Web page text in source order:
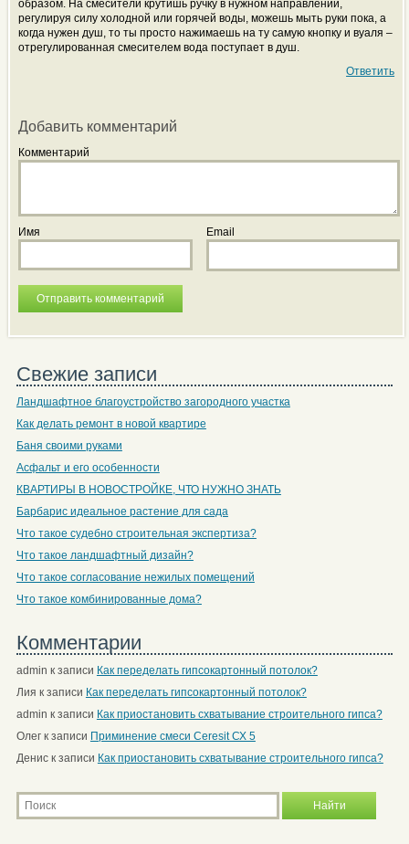
образом. На смесители крутишь ручку в нужном направлении,
регулируя силу холодной или горячей воды, можешь мыть руки пока, а
когда нужен душ, то ты просто нажимаешь на ту самую кнопку и вуаля –
отрегулированная смесителем вода поступает в душ.
Ответить
Добавить комментарий
Комментарий
Имя Email
Свежие записи
Ландшафтное благоустройство загородного участка
Как делать ремонт в новой квартире
Баня своими руками
Асфальт и его особенности
КВАРТИРЫ В НОВОСТРОЙКЕ, ЧТО НУЖНО ЗНАТЬ
Барбарис идеальное растение для сада
Что такое судебно строительная экспертиза?
Что такое ландшафтный дизайн?
Что такое согласование нежилых помещений
Что такое комбинированные дома?
Комментарии
admin к записи Как переделать гипсокартонный потолок?
Лия к записи Как переделать гипсокартонный потолок?
admin к записи Как приостановить схватывание строительного гипса?
Олегк записи Приминение смеси Ceresit СХ 5
Дениск записи Как приостановить схватывание строительного гипса?